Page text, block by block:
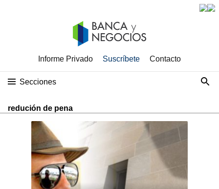
Informe Privado Suscríbete Contacto
Secciones
redución de pena